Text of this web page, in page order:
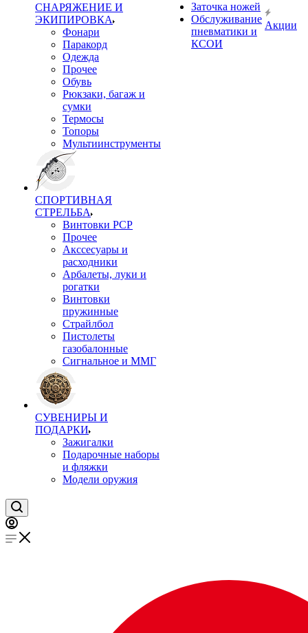
СНАРЯЖЕНИЕ И
ЭКИПИРОВКА
Фонари
Паракорд
Одежда
Прочее
Обувь
Рюкзаки, багаж и
сумки
Термосы
Топоры
Мультиинструменты
СПОРТИВНАЯ
СТРЕЛЬБА
Винтовки PCP
Прочее
Акссесуары и
расходники
Арбалеты, луки и
рогатки
Винтовки
пружинные
Страйлбол
Пистолеты
газобалонные
Сигнальное и ММГ
СУВЕНИРЫ И
ПОДАРКИ
Зажигалки
Подарочные наборы
и фляжки
Модели оружия
Заточка ножей
Обслуживание
пневматики и
КСОИ
Акции